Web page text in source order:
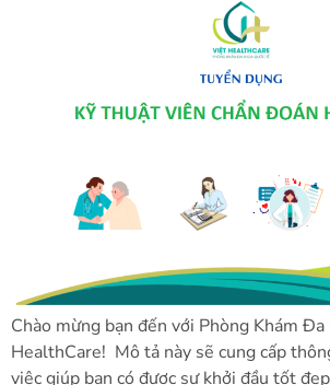
Chào mừng bạn đến với Phòng Khám
HealthCare! Mô tả này sẽ cung cấp
việc giúp bạn có được sự khởi đầu tốt